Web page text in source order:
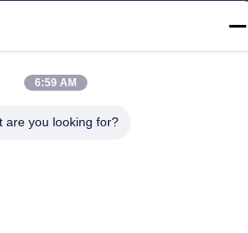
Motoronderdelen Auteursrecht ©
voorbehouden.
6:59 AM
are you looking for?